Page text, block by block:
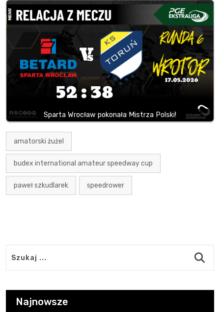
Sparta Wrocław pokonała Mistrza Polski!
amatorski żużel
budex international amateur speedway cup
paweł szkudlarek speedrower
Najnowsze